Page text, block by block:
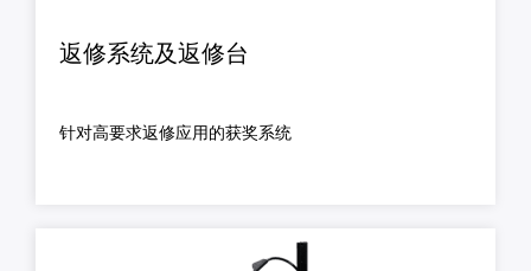
返修系统及返修台
针对高要求返修应用的获奖系统